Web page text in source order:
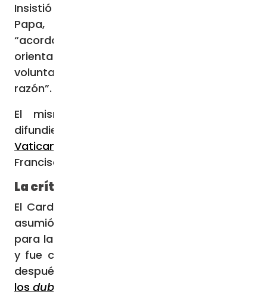
Insistió en que primero se dirigieron “al
Papa, de una forma muy privada” y
“acordamos publicarlos para ayudar a
orientar un poco a la gente de buena
voluntad que hay en el Sínodo. Esa fue la
razón”.
El mismo día en que los cardenales
difundieron su nuevo cuestionario,
Vaticano publicó la respuesta
Francisco les había enviado el 11 de julio.
La crítica del Cardenal Fernández
El Cardenal Víctor Manuel Fernández, quien
asumió el cargo de prefecto del Dicasterio
para la Doctrina de la Fe el 11 de septiembre
y fue creado cardenal por el Papa 19 días
después,
los dubia